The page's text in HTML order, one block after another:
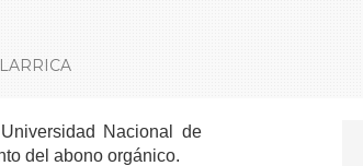
Nacional de
del abono orgánico.